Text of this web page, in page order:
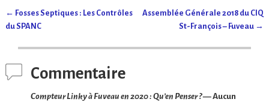
Navigation des articles
← Fosses Septiques : Les Contrôles
du SPANC
Assemblée Générale 2018 du CIQ
St-François – Fuveau →
Commentaire
Compteur Linky à Fuveau en 2020 : Qu’en Penser ?— Aucun